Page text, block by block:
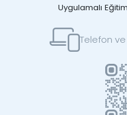
Uygulamalı
Telefon